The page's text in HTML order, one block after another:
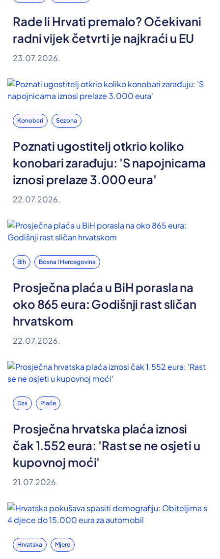
Rade li Hrvati premalo? Očekivani
radni vijek četvrti je najkraći u EU
23.07.2026.
Konobari Sezona
Poznati ugostitelj otkrio koliko
konobari zarađuju: 'S napojnicama
iznosi prelaze 3.000 eura'
22.07.2026.
Bih Bosna I Hercegovina
Prosječna plaća u BiH porasla na
oko 865 eura: Godišnji rast sličan
hrvatskom
22.07.2026.
Dzs Plaće
Prosječna hrvatska plaća iznosi
čak 1.552 eura: 'Rast se ne osjeti u
kupovnoj moći'
21.07.2026.
Hrvatska Mjere